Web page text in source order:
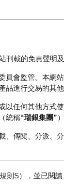
瑞銀輪證教室
刊載的免責聲明及
員會監管。本網
進行交易的其
任何其他方式
統稱“瑞銀集團”
傳閱、分派、
則S），並已閱